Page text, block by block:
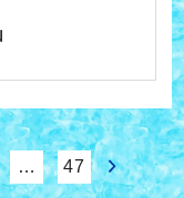
… 47